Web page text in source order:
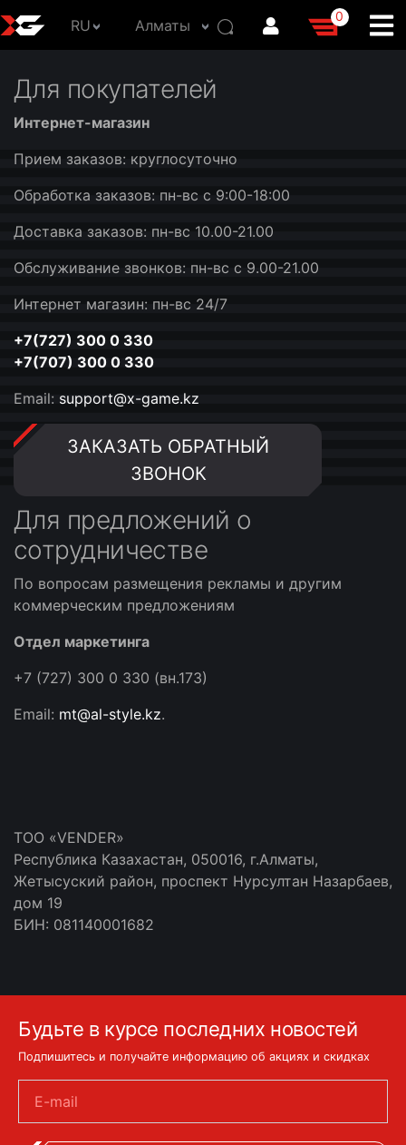
RU Алматы
0
Для покупателей
Интернет-магазин
Прием заказов: круглосуточно
Обработка заказов: пн-вс с 9:00-18:00
Доставка заказов: пн-вс 10.00-21.00
Обслуживание звонков: пн-вс с 9.00-21.00
Интернет магазин: пн-вс 24/7
+7(727) 300 0 330
+7(707) 300 0 330
Email: support@x-game.kz
ЗАКАЗАТЬ ОБРАТНЫЙ
ЗВОНОК
Для предложений о
сотрудничестве
По вопросам размещения рекламы и другим
коммерческим предложениям
Отдел маркетинга
+7 (727) 300 0 330 (вн.173)
Email: mt@al-style.kz.
ТOO «VENDER»
Республика Казахастан, 050016, г.Алматы,
Жетысуский район, проспект Нурсултан Назарбаев,
дом 19
БИН: 081140001682
Будьте в курсе последних новостей
Подпишитесь и получайте информацию об акциях и скидках
E-mail